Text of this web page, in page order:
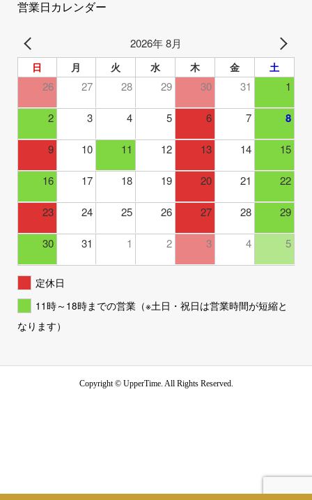
営業日カレンダー
2026年 8月
日 月 火 水 木 金 土
26 27 28 29 30 31 1
2 3 4 5 6 7 8
9 10 11 12 13 14 15
16 17 18 19 20 21 22
23 24 25 26 27 28 29
30 31 1 2 3 4 5
定休日
11時～18時までの営業（※土日・祝日は営業時間が短縮と
なります）
Copyright ©UpperTime. All Rights Reserved.